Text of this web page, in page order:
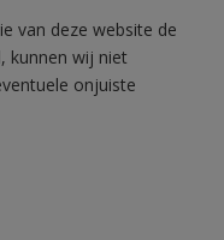
van deze website de
kunnen wij niet
onjuiste